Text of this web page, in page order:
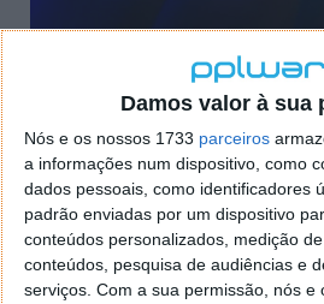
Damos valor à sua
Nós e os nossos 1733 parceiros
a informações num dispositivo, como
dados pessoais, como identificadores
padrão enviadas por um dispositivo
conteúdos personalizados, medição
conteúdos, pesquisa de audiências e
serviços. Com a sua permissão, nós e
Outra novidade, esta no campo
suporte para as versões de 32
assim deixar de suportar
antigas deste sistema. A
de tomar, mas vem facilitar
futuros.
O fim do iOS de 32 bits